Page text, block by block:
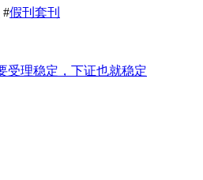
#假刊套刊
受理稳定，下证也就稳定